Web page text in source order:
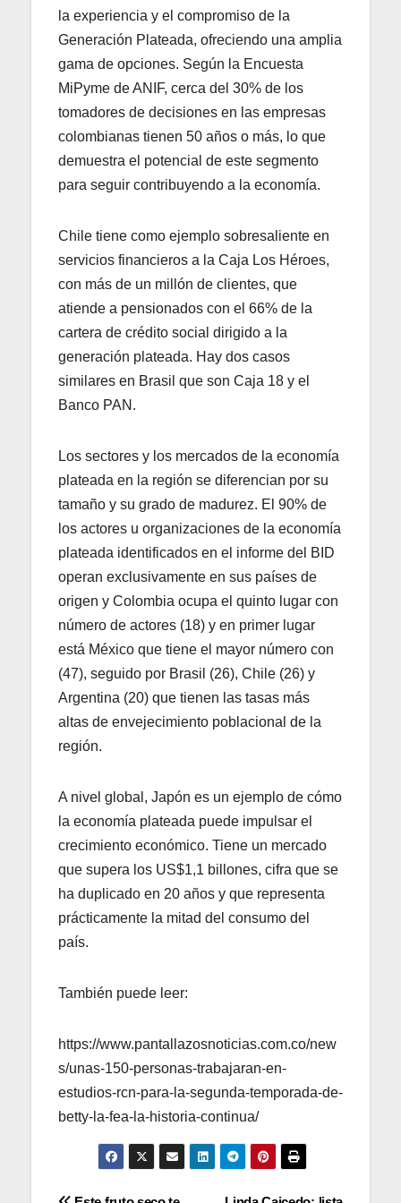
la experiencia y el compromiso de la
Generación Plateada, ofreciendo una amplia
gama de opciones. Según la Encuesta
MiPyme de ANIF, cerca del 30% de los
tomadores de decisiones en las empresas
colombianas tienen 50 años o más, lo que
demuestra el potencial de este segmento
para seguir contribuyendo a la economía.
Chile tiene como ejemplo sobresaliente en
servicios financieros a la Caja Los Héroes,
con más de un millón de clientes, que
atiende a pensionados con el 66% de la
cartera de crédito social dirigido a la
generación plateada. Hay dos casos
similares en Brasil que son Caja 18 y el
Banco PAN.
Los sectores y los mercados de la economía
plateada en la región se diferencian por su
tamaño y su grado de madurez. El 90% de
los actores u organizaciones de la economía
plateada identificados en el informe del BID
operan exclusivamente en sus países de
origen y Colombia ocupa el quinto lugar con
número de actores (18) y en primer lugar
está México que tiene el mayor número con
(47), seguido por Brasil (26), Chile (26) y
Argentina (20) que tienen las tasas más
altas de envejecimiento poblacional de la
región.
A nivel global, Japón es un ejemplo de cómo
la economía plateada puede impulsar el
crecimiento económico. Tiene un mercado
que supera los US$1,1 billones, cifra que se
ha duplicado en 20 años y que representa
prácticamente la mitad del consumo del
país.
También puede leer:
https://www.pantallazosnoticias.com.co/new
s/unas-150-personas-trabajaran-en-
estudios-rcn-para-la-segunda-temporada-de-
betty-la-fea-la-historia-continua/